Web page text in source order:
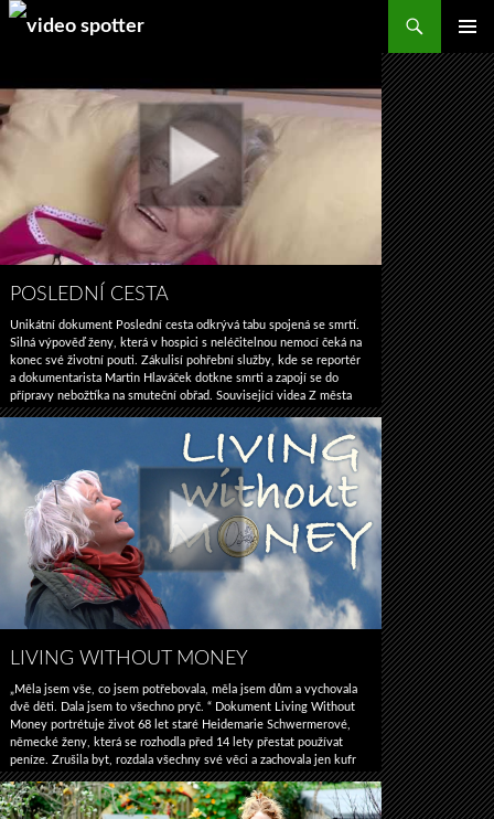
Search
MENU
CONTENT
POSLEDNÍ CESTA
Unikátní dokument Poslední cesta odkrývá tabu spojená se smrtí.
Silná výpověď ženy, která v hospici s neléčitelnou nemocí čeká na
konec své životní pouti. Zákulisí pohřební služby, kde se reportér
a dokumentarista Martin Hlaváček dotkne smrti a zapojí se do
přípravy nebožtíka na smuteční obřad. Související videa Z města
cesta Cesta podzemní vody Poslední z nosorožců
LIVING WITHOUT MONEY
„Měla jsem vše, co jsem potřebovala, měla jsem dům a vychovala
dvě děti. Dala jsem to všechno pryč. “ Dokument Living Without
Money portrétuje život 68 let staré Heidemarie Schwermerové,
německé ženy, která se rozhodla před 14 lety přestat používat
peníze. Zrušila byt, rozdala všechny své věci a zachovala jen kufr
plný oblečení. Bylo to rozhodnutí, které …Pokračování textuLiving
without
money
→